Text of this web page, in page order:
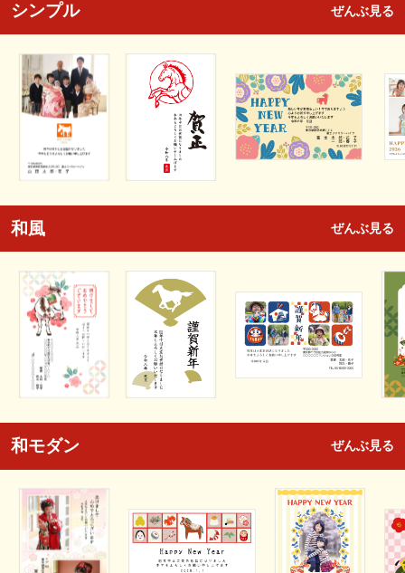
シンプル ぜんぶ見る
和風 ぜんぶ見る
和モダン ぜんぶ見る